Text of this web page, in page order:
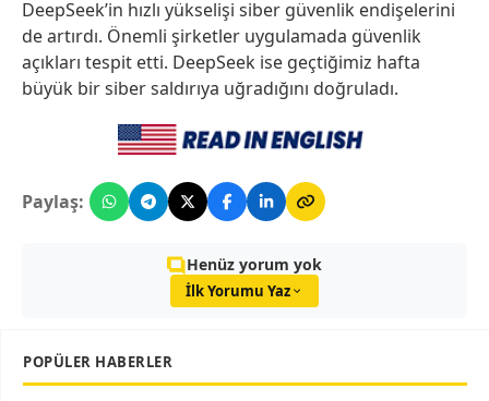
DeepSeek’in hızlı yükselişi siber güvenlik endişelerini
de artırdı. Önemli şirketler uygulamada güvenlik
açıkları tespit etti. DeepSeek ise geçtiğimiz hafta
büyük bir siber saldırıya uğradığını doğruladı.
Paylaş:
Henüz yorum yok
İlk Yorumu Yaz
POPÜLER HABERLER